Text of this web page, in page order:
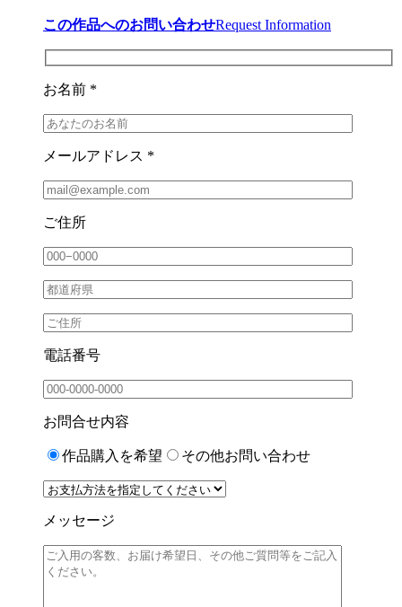
この作品へのお問い合わせRequest Information
お名前 *
メールアドレス *
ご住所
電話番号
お問合せ内容
作品購入を希望 その他お問い合わせ
メッセージ